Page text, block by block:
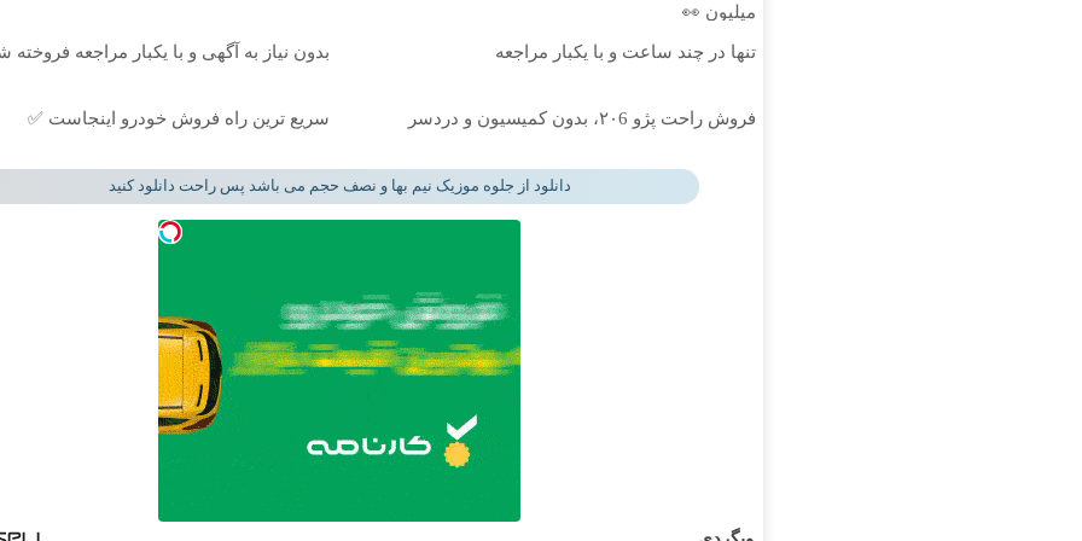
میلیون 👀
تنها در چند ساعت و با یکبار مراجعه بدون نیاز به آگهی و با یکبار مراجعه فروخته
فروش راحت پژو ۲۰6، بدون کمیسیون و دردسر سریع ترین راه فروش خودرو اینجاست ✅
دانلود از جلوه موزیک نیم بها و نصف حجم می باشد پس راحت دانلود کنید